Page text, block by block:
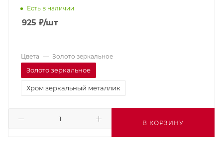
Есть в наличии
925 ₽/шт
В КОРЗИНУ
Цвета — Золото зеркальное
Золото зеркальное
Хром зеркальный металлик